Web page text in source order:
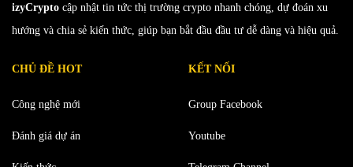
izyCrypto cập nhật tin tức thị trường crypto nhanh chóng, dự đoán xu
hướng và chia sẻ kiến thức, giúp bạn bắt đầu đầu tư dễ dàng và hiệu quả.
CHỦ ĐỀ HOT
Công nghệ mới
Đánh giá dự án
KẾT NỐI
Group Facebook
Youtube